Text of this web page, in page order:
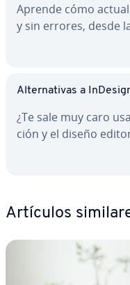
Aprende cómo
y sin errores, desde
Al­te­r­na­ti­vas a
¿Te sale muy caro
ción y el diseño
Artículos